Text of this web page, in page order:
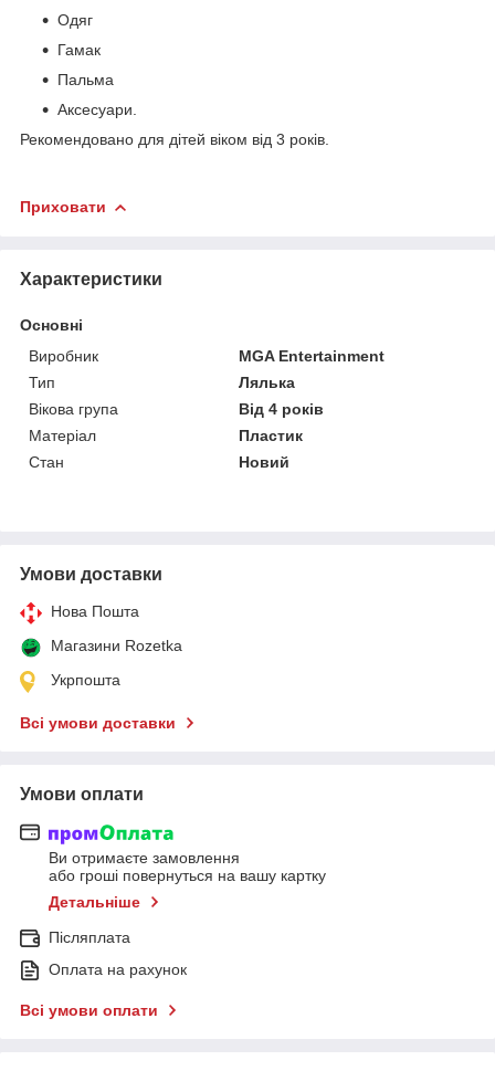
Одяг
Гамак
Пальма
Аксесуари.
Рекомендовано для дітей віком від 3 років.
Приховати
Характеристики
Основні
Виробник
MGA Entertainment
Тип
Лялька
Вікова група
Від 4 років
Матеріал
Пластик
Стан
Новий
Умови доставки
Нова Пошта
Магазини Rozetka
Укрпошта
Всі умови доставки
Умови оплати
Ви отримаєте замовлення
або гроші повернуться на вашу картку
Детальніше
Післяплата
Оплата на рахунок
Всі умови оплати